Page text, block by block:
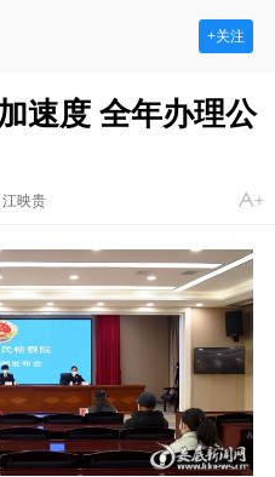
+关注
速度 全年办理公
映贵